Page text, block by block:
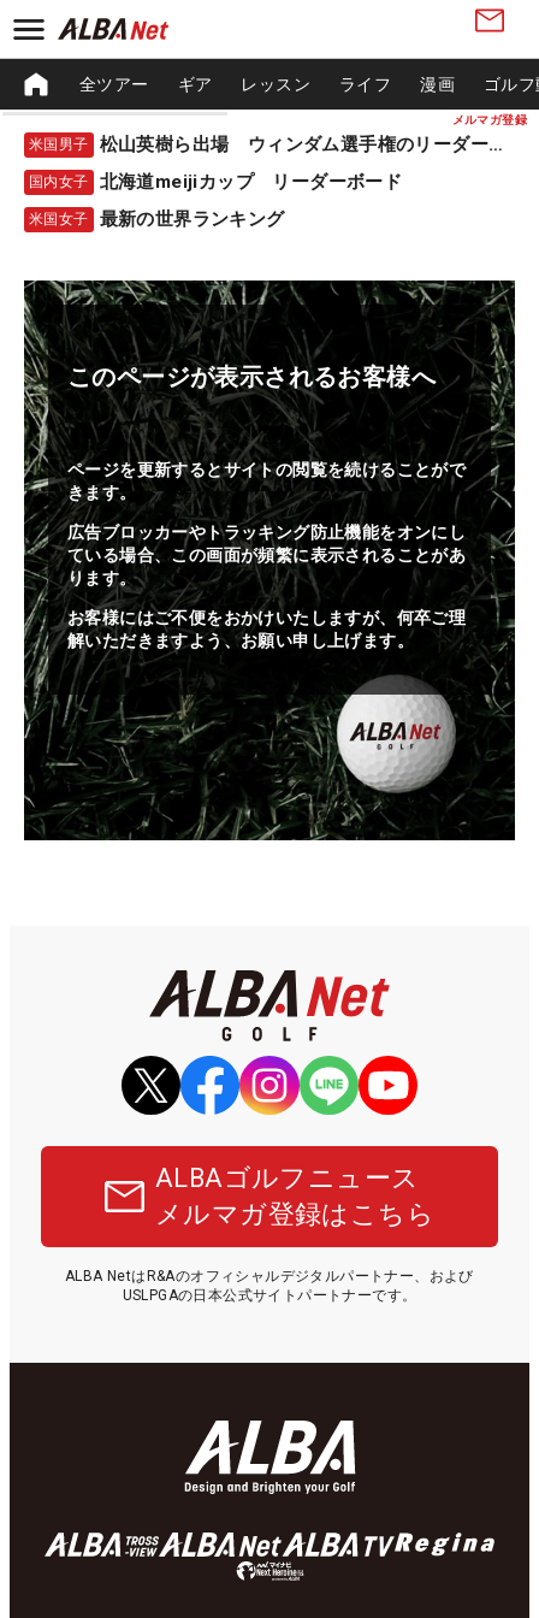
メルマガ登録
全ツアー ギア レッスン ライフ 漫画 ゴル
米国男子 松山英樹ら出場 ウィンダム選手権のリーダーボード
国内女子 北海道meijiカップ リーダーボード
米国女子 最新の世界ランキング
このページが表示されるお客様へ
ページを更新するとサイトの閲覧を続けることがで
きます。
広告ブロッカーやトラッキング防止機能をオンにし
ている場合、この画面が頻繁に表示されることがあ
ります。
お客様にはご不便をおかけいたしますが、何卒ご理
解いただきますよう、お願い申し上げます。
ALBAゴルフニュース
メルマガ登録はこちら
ALBA NetはR&Aのオフィシャルデジタルパートナー、および
USLPGAの日本公式サイトパートナーです。